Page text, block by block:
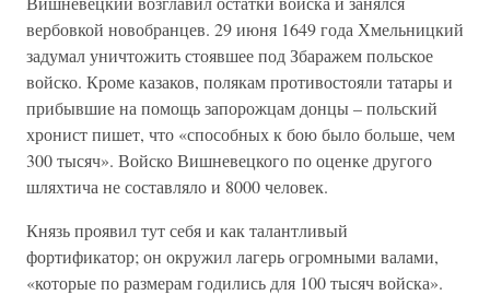
вербовкой новобранцев. 29 июня 1649 года Хмельницкий
задумал уничтожить стоявшее под Збаражем польское
войско. Кроме казаков, полякам противостояли татары и
прибывшие на помощь запорожцам донцы – польский
хронист пишет, что «способных к бою было больше, чем
300 тысяч». Войско Вишневецкого по оценке другого
шляхтича не составляло и 8000 человек.
Князь проявил тут себя и как талантливый
фортификатор; он окружил лагерь огромными валами,
«которые по размерам годились для 100 тысяч войска».